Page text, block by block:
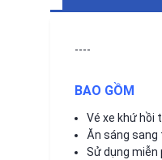
----
BAO GỒM
Vé xe khứ hồi
Ăn sáng sang
Sử dụng miễn